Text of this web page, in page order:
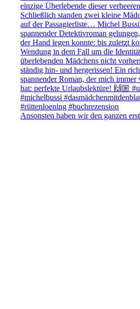
Ansonsten haben wir den ganzen